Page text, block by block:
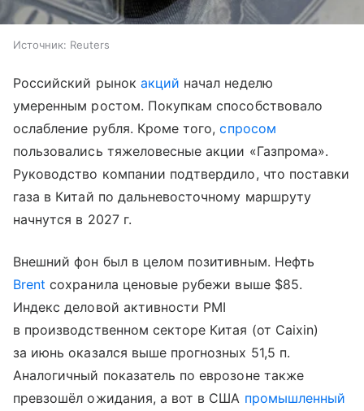
Источник: Reuters
Российский рынок акций начал неделю
умеренным ростом. Покупкам способствовало
ослабление рубля. Кроме того,спросом
пользовались тяжеловесные акции «Газпрома».
Руководство компании подтвердило, что поставки
газа в Китай по дальневосточному маршруту
начнутся в 2027 г.
Внешний фон был в целом позитивным. Нефть
Brent сохранила ценовые рубежи выше $85.
Индекс деловой активности PMI
в производственном секторе Китая (от Caixin)
за июнь оказался выше прогнозных 51,5 п.
Аналогичный показатель по еврозоне также
превзошёл ожидания, а вот в США промышленный